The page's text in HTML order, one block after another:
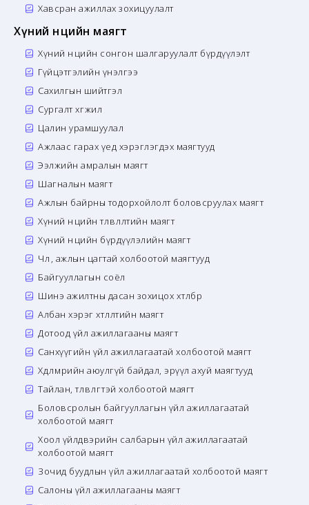
Хавсран ажиллах зохицуулалт
Хүний нөөцийн маягт
Хүний нөөцийн сонгон шалгаруулалт бүрдүүлэлт
Гүйцэтгэлийн үнэлгээ
Сахилгын шийтгэл
Сургалт хөгжил
Цалин урамшуулал
Ажлаас гарах үед хэрэглэгдэх маягтууд
Ээлжийн амралын маягт
Шагналын маягт
Ажлын байрны тодорхойлолт боловсруулах маягт
Хүний нөөцийн төлөвлөлтийн маягт
Хүний нөөцийн бүрдүүлэлийн маягт
Чөлөө, ажлын цагтай холбоотой маягтууд
Байгууллагын соёл
Шинэ ажилтны дасан зохицох хөтөлбөр
Албан хэрэг хөтлөлтийн маягт
Дотоод үйл ажиллагааны маягт
Санхүүгийн үйл ажиллагаатай холбоотой маягт
Хөдөлмөрийн аюулгүй байдал, эрүүл ахуй маягтууд
Тайлан, төлөвлөгөөтэй холбоотой маягт
Боловсролын байгууллагын үйл ажиллагаатай
холбоотой маягт
Хоол үйлдвэрийн салбарын үйл ажиллагаатай
холбоотой маягт
Зочид буудлын үйл ажиллагаатай холбоотой маягт
Салоны үйл ажиллагааны маягт